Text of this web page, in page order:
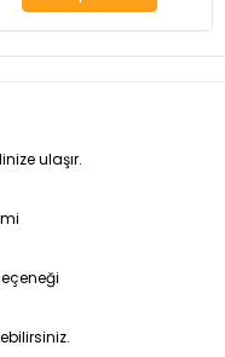
ulaşır.